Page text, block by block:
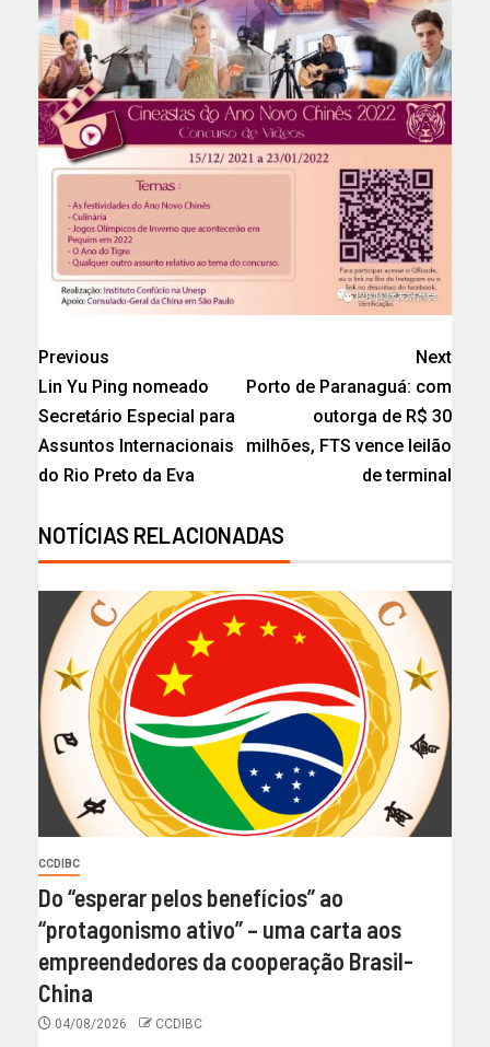
Previous
Lin Yu Ping nomeado
Secretário Especial para
Assuntos Internacionais
do Rio Preto da Eva
Next
Porto de Paranaguá: com
outorga de R$ 30
milhões, FTS vence leilão
de terminal
NOTÍCIAS RELACIONADAS
CCDIBC
Do “esperar pelos benefícios” ao
“protagonismo ativo” – uma carta aos
empreendedores da cooperação Brasil-
China
04/08/2026 CCDIBC